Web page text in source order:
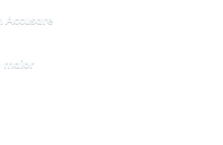
Accusare
maior